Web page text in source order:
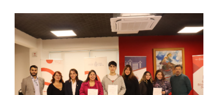
Estudiantes
Académicos
Funcionarios